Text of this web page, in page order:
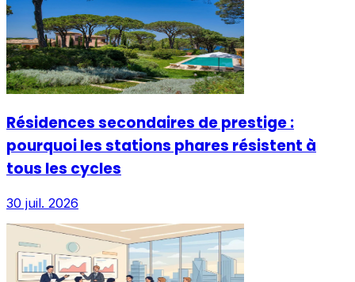
Résidences secondaires de prestige :
pourquoi les stations phares résistent à
tous les cycles
30 juil. 2026